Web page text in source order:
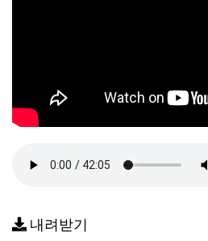
내려받기